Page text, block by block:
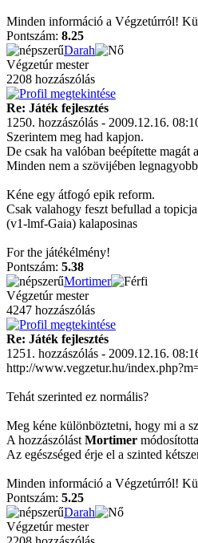
Minden információ a Végzetúrról!
Pontszám: 8.25
Darah
Végzetúr mester
2208 hozzászólás
Re: Játék fejlesztés
1250. hozzászólás - 2009.12.16.
Szerintem meg had kapjon.
De csak ha valóban beépítette magát
Minden nem a szövijében
Kéne egy átfogó epik reform.
Csak valahogy feszt befullad a
(v1-lmf-Gaia) kalaposinas
For the játékélmény!
Pontszám: 5.38
Mortimer
Végzetúr mester
4247 hozzászólás
Re: Játék fejlesztés
1251. hozzászólás - 2009.12.16.
http://www.vegzetur.hu/
Tehát szerinted ez normális?
Meg kéne különböztetni, hogy mi a
A hozzászólást Mortimer
Az egészséged érje el a szinted
Minden információ a Végzetúrról!
Pontszám: 5.25
Darah
Végzetúr mester